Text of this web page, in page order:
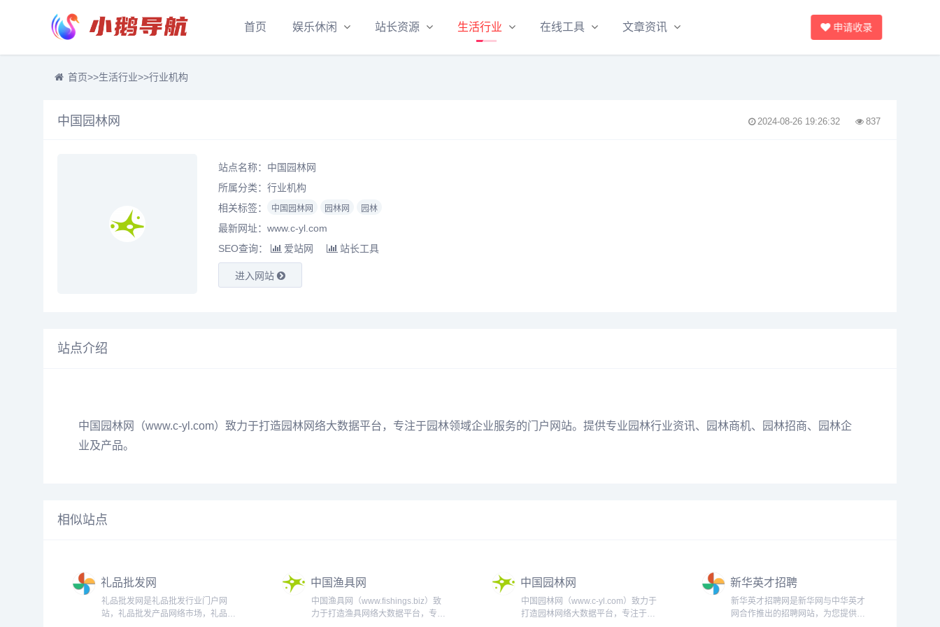
首页 娱乐休闲 站长资源 生活行业 在线工具 文章资讯 申请收录
首页>>生活行业>>行业机构
中国园林网 2024-08-26 19:26:32 837
站点名称：中国园林网
所属分类： 行业机构
相关标签：
中国园林网 园林网 园林
最新网址：www.c-yl.com
SEO查询：
爱站网 站长工具
进入网站
站点介绍
中国园林网（www.c-yl.com）致力于打造园林网络大数据平台 ，专注于园林领域企业服务的门户 网站。提供专业园林行业资讯、园林商机、园林招商、园林企
业及产品。
相似站点
礼品批发网
礼品批发网是礼品批发行业门户网
站，礼品批发产品网络市场，礼品批
中国渔具网
中国渔具网（www.fishings.biz）致
力于打造渔具网络大数据平台，专注
中国园林网
中国园林网（www.c-yl.com）致力于
打造园林网络大数据平台，专注于园
新华英才招聘
新华英才招聘网是新华网与中华英才
网合作推出的招聘网站，为您提供社